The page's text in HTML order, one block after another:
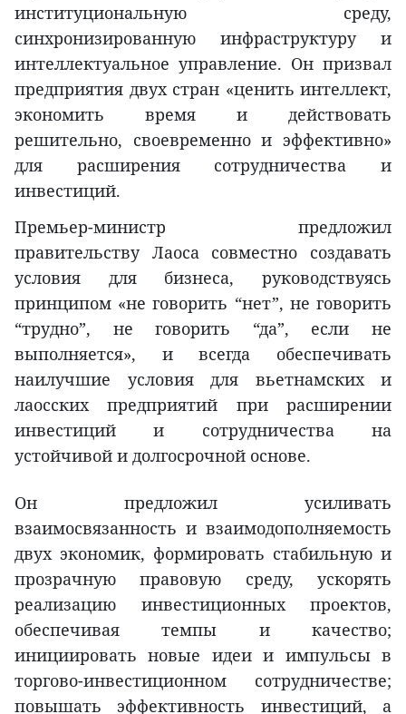
институциональную среду,
синхронизированную инфраструктуру и
интеллектуальное управление. Он призвал
предприятия двух стран «ценить интеллект,
экономить время и действовать
решительно, своевременно и эффективно»
для расширения сотрудничества и
инвестиций.
Премьер-министр предложил
правительству Лаоса совместно создавать
условия для бизнеса, руководствуясь
принципом «не говорить “нет”, не говорить
“трудно”, не говорить “да”, если не
выполняется», и всегда обеспечивать
наилучшие условия для вьетнамских и
лаосских предприятий при расширении
инвестиций и сотрудничества на
устойчивой и долгосрочной основе.
Он предложил усиливать
взаимосвязанность и взаимодополняемость
двух экономик, формировать стабильную и
прозрачную правовую среду, ускорять
реализацию инвестиционных проектов,
обеспечивая темпы и качество;
инициировать новые идеи и импульсы в
торгово-инвестиционном сотрудничестве;
повышать эффективность инвестиций, а